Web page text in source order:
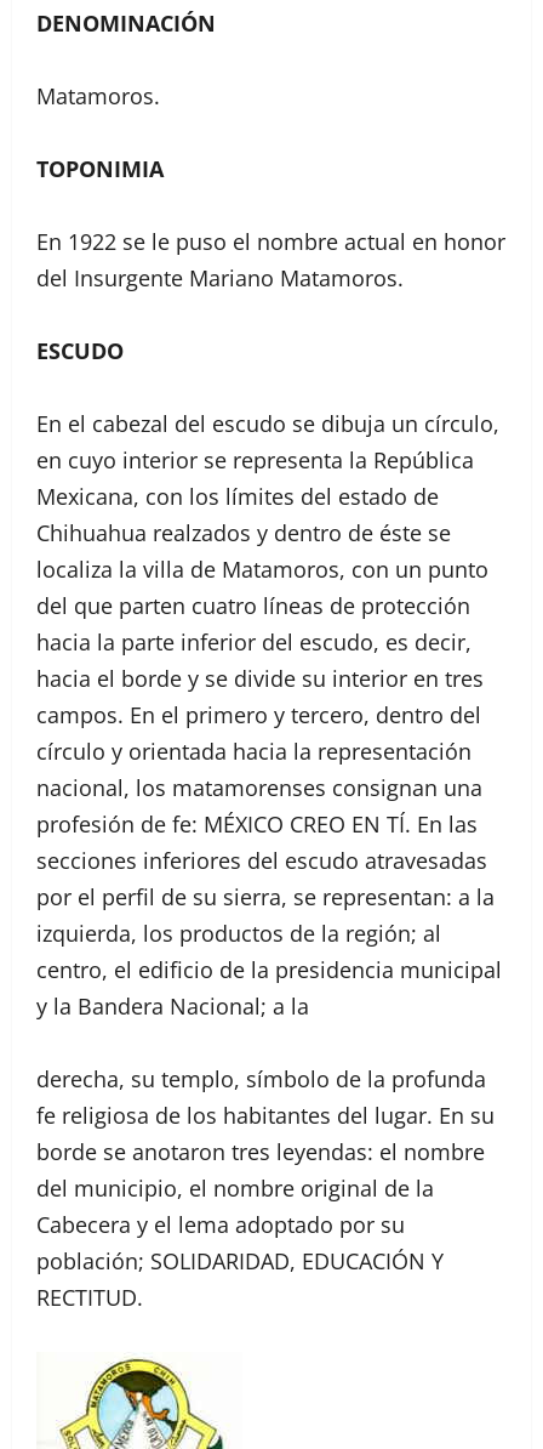
DENOMINACIÓN
Matamoros.
TOPONIMIA
En 1922 se le puso el nombre actual en honor
del Insurgente Mariano Matamoros.
ESCUDO
En el cabezal del escudo se dibuja un círculo,
en cuyo interior se representa la República
Mexicana, con los límites del estado de
Chihuahua realzados y dentro de éste se
localiza la villa de Matamoros, con un punto
del que parten cuatro líneas de protección
hacia la parte inferior del escudo, es decir,
hacia el borde y se divide su interior en tres
campos. En el primero y tercero, dentro del
círculo y orientada hacia la representación
nacional, los matamorenses consignan una
profesión de fe: MÉXICO CREO EN TÍ. En las
secciones inferiores del escudo atravesadas
por el perfil de su sierra, se representan: a la
izquierda, los productos de la región; al
centro, el edificio de la presidencia municipal
y la Bandera Nacional; a la
derecha, su templo, símbolo de la profunda
fe religiosa de los habitantes del lugar. En su
borde se anotaron tres leyendas: el nombre
del municipio, el nombre original de la
Cabecera y el lema adoptado por su
población; SOLIDARIDAD, EDUCACIÓN Y
RECTITUD.